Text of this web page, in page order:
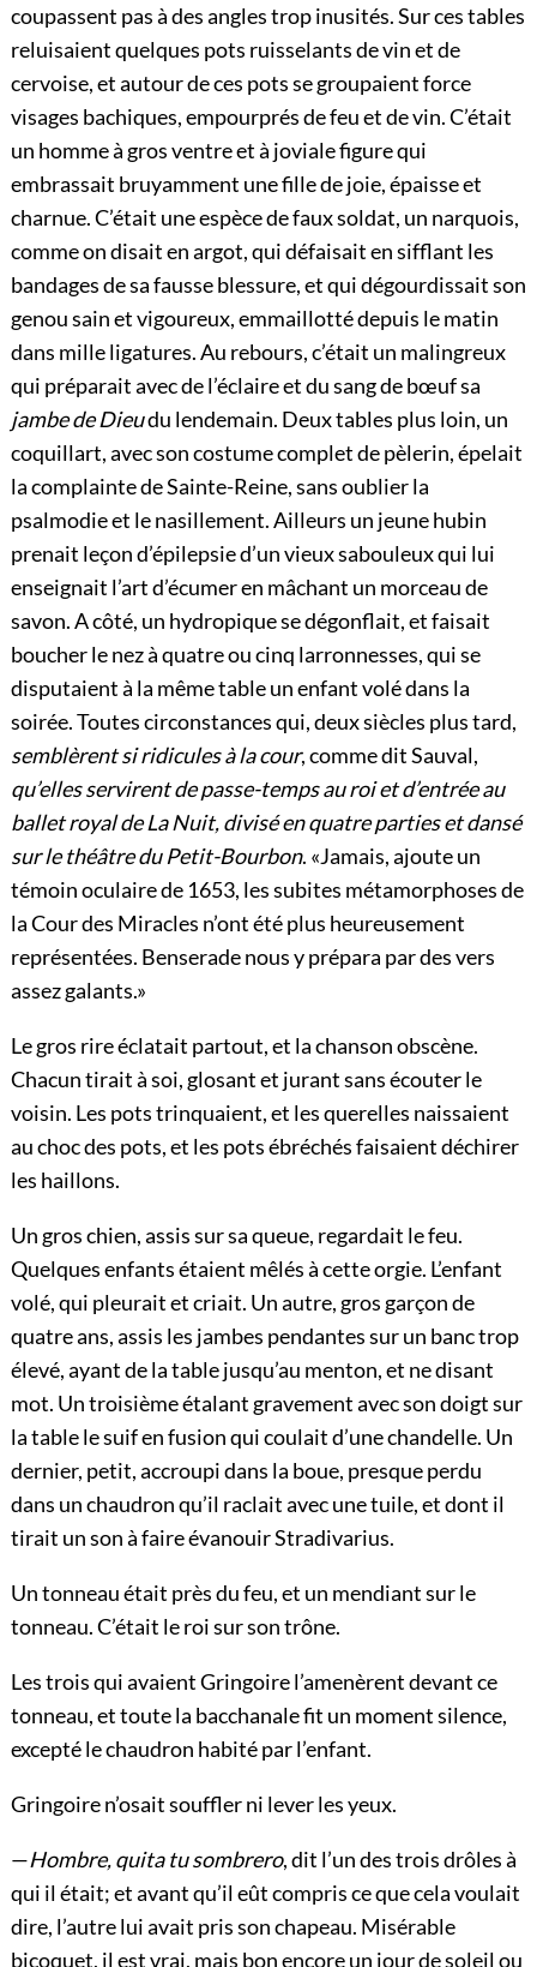
coupassent pas à des angles trop inusités. Sur ces tables
reluisaient quelques pots ruisselants de vin et de
cervoise, et autour de ces pots se groupaient force
visages bachiques, empourprés de feu et de vin. C’était
un homme à gros ventre et à joviale figure qui
embrassait bruyamment une fille de joie, épaisse et
charnue. C’était une espèce de faux soldat, un narquois,
comme on disait en argot, qui défaisait en sifflant les
bandages de sa fausse blessure, et qui dégourdissait son
genou sain et vigoureux, emmaillotté depuis lematin
dans mille ligatures. Au rebours, c’était un malingreux
qui préparait avec de l’éclaire et du sang de bœuf sa
jambe de Dieudu lendemain. Deux tables plus loin, un
coquillart, avec son costume complet de pèlerin, épelait
la complainte de Sainte-Reine, sans oublier la
psalmodie et le nasillement. Ailleurs un jeune hubin
prenait leçon d’épilepsie d’un vieux sabouleux qui lui
enseignait l’art d’écumer en mâchant un morceau de
savon. A côté, un hydropique se dégonflait, et faisait
boucher le nez à quatre ou cinq larronnesses, qui se
disputaient à la même table un enfant volé dans la
soirée. Toutes circonstances qui, deux siècles plus tard,
semblèrent si ridicules à la cour, comme dit Sauval,
qu’elles servirent de passe-temps au roi et d’entrée au
ballet royal de La Nuit, divisé en quatre parties et dansé
sur le théâtre du Petit-Bourbon. «Jamais, ajoute un
témoin oculaire de 1653, les subites métamorphoses de
la Cour des Miracles n’ont été plus heureusement
représentées. Benserade nous y prépara par des vers
assez galants.»
Le gros rire éclatait partout, et la chanson obscène.
Chacun tirait à soi, glosant et jurant sans écouter le
voisin. Les pots trinquaient, et les querelles naissaient
au choc des pots, et les pots ébréchés faisaient déchirer
les haillons.
Un gros chien, assis sur sa queue, regardait le feu.
Quelques enfants étaient mêlés à cette orgie. L’enfant
volé, qui pleurait et criait. Un autre, gros garçon de
quatre ans, assis les jambes pendantes sur un banc trop
élevé, ayant de la table jusqu’au menton, et nedisant
mot. Un troisième étalant gravement avec son doigt sur
la table le suif en fusion qui coulait d’une chandelle. Un
dernier, petit, accroupi dans la boue, presque perdu
dans un chaudron qu’il raclait avec une tuile, et dont il
tirait un son à faire évanouir Stradivarius.
Un tonneau était près du feu, et un mendiant sur le
tonneau. C’était le roi sur son trône.
Les trois qui avaient Gringoire l’amenèrent devant ce
tonneau, et toute la bacchanale fit un moment silence,
excepté le chaudron habité par l’enfant.
Gringoire n’osait souffler ni lever les yeux.
—Hombre, quita tu sombrero, dit l’un des trois drôles à
qui il était; et avant qu’il eût compris ce que cela voulait
dire, l’autre lui avait pris son chapeau. Misérable
bicoquet, il est vrai, mais bon encore un jour de soleil ou